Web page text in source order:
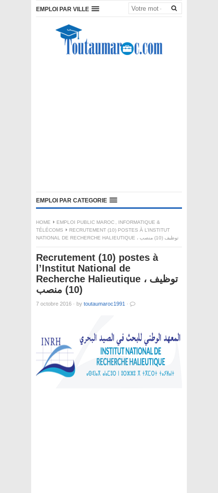
EMPLOI PAR VILLE
EMPLOI PAR CATEGORIE
HOME EMPLOI PUBLIC MAROC ,
INFORMATIQUE &
TÉLÉCOMS
RECRUTEMENT (10) POSTES À L’INSTITUT
NATIONAL DE RECHERCHE HALIEUTIQUE ، توظيف (10) منصب
Recrutement (10) postes à
l’Institut National de
Recherche Halieutique ، توظيف
(10) منصب
7 octobre 2016 · by toutaumaroc1991 ·